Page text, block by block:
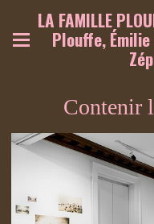
LA FAMILLE
Plouffe,
Contenir